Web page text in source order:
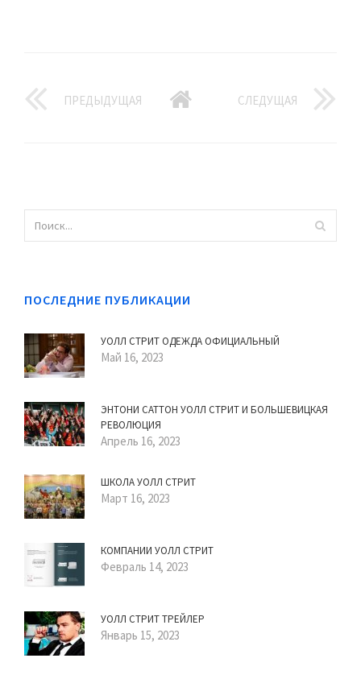
ПРЕДЫДУЩАЯ СЛЕДУЩАЯ
ПОСЛЕДНИЕ ПУБЛИКАЦИИ
УОЛЛ СТРИТ ОДЕЖДА ОФИЦИАЛЬНЫЙ
Май 16, 2023
ЭНТОНИ САТТОН УОЛЛ СТРИТ И БОЛЬШЕВИЦКАЯ
РЕВОЛЮЦИЯ
Апрель 16, 2023
ШКОЛА УОЛЛ СТРИТ
Март 16, 2023
КОМПАНИИ УОЛЛ СТРИТ
Февраль 14, 2023
УОЛЛ СТРИТ ТРЕЙЛЕР
Январь 15, 2023